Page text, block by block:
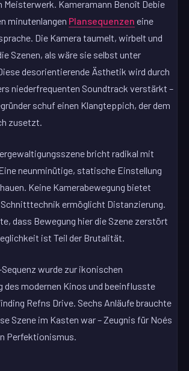
Meisterwerk. Kameramann Benoît Debie
minutenlangen Plansequenzen eine
Die Kamera taumelt, wirbelt und
Szenen, als wäre sie selbst unter
desorientierende Ästhetik wird durch
niederfrequenten Soundtrack verstärkt –
schuf einen Klangteppich, der dem
zusetzt.
bricht radikal mit
neunminütige, statische Einstellung
Keine Kamerabewegung bietet
Schnitttechnik ermöglicht Distanzierung.
dass Bewegung hier die Szene zerstört
ist Teil der Brutalität.
wurde zur ikonischen
des modernen Kinos und beeinflusste
Refns Drive. Sechs Anläufe brauchte
Szene im Kasten war – Zeugnis für Noés
Perfektionismus.